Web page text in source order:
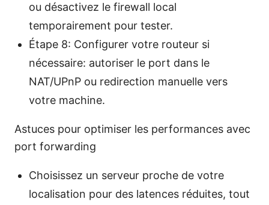
ou désactivez le firewall local
temporairement pour tester.
Étape 8: Configurer votre routeur si
nécessaire: autoriser le port dans le
NAT/UPnP ou redirection manuelle vers
votre machine.
Astuces pour optimiser les performances avec
port forwarding
Choisissez un serveur proche de votre
localisation pour des latences réduites, tout